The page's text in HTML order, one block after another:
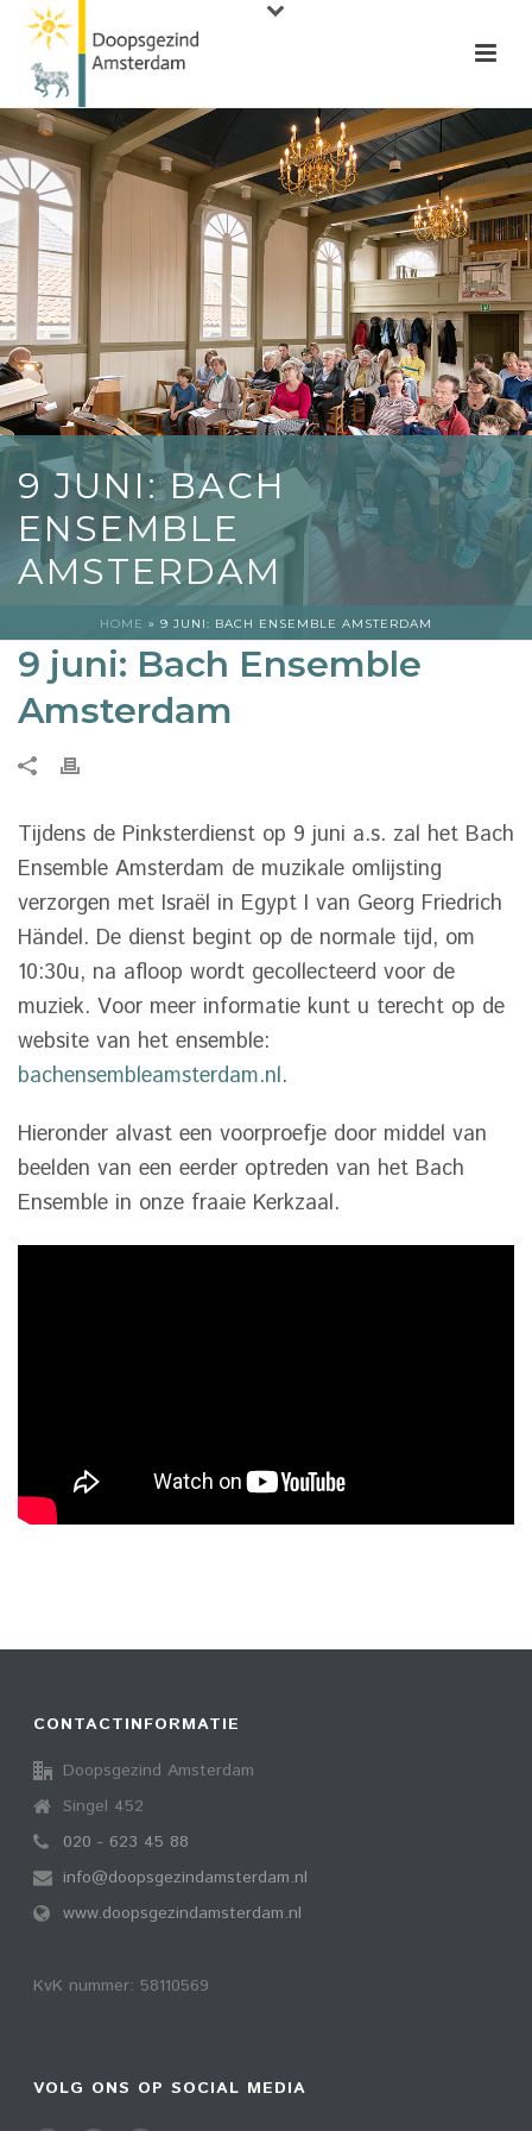
9 JUNI: BACH
ENSEMBLE
AMSTERDAM
HOME » 9 JUNI: BACH ENSEMBLE AMSTERDAM
9 juni: Bach Ensemble
Amsterdam
Tijdens de Pinksterdienst op 9 juni a.s. zal het Bach
Ensemble Amsterdam de muzikale omlijsting
verzorgen met Israël in Egypt I van Georg Friedrich
Händel. De dienst begint op de normale tijd, om
10:30u, na afloop wordt gecollecteerd voor de
muziek. Voor meer informatie kunt u terecht op de
website van het ensemble:
bachensembleamsterdam.nl.
Hieronder alvast een voorproefje door middel van
beelden van een eerder optreden van het Bach
Ensemble in onze fraaie Kerkzaal.
CONTACTINFORMATIE
Doopsgezind Amsterdam
Singel 452
020 - 623 45 88
info@doopsgezindamsterdam.nl
www.doopsgezindamsterdam.nl
KvK nummer: 58110569
VOLG ONS OP SOCIAL MEDIA